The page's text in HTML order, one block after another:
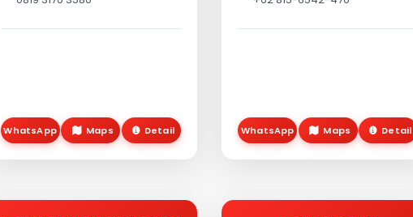
WhatsApp Maps Detail WhatsApp Maps Detail